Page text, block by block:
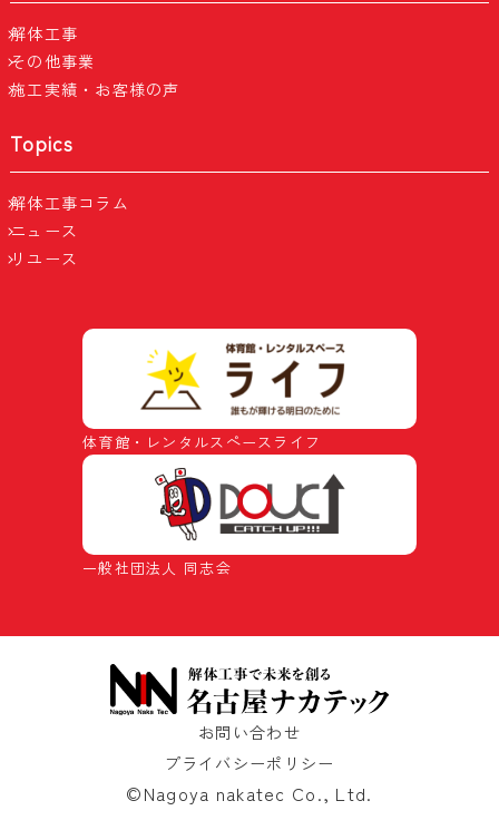
解体工事
その他事業
施工実績・お客様の声
Topics
解体工事コラム
ニュース
リユース
体育館・レンタルスペースライフ
一般社団法人 同志会
お問い合わせ
プライバシーポリシー
©Nagoya nakatec Co., Ltd.